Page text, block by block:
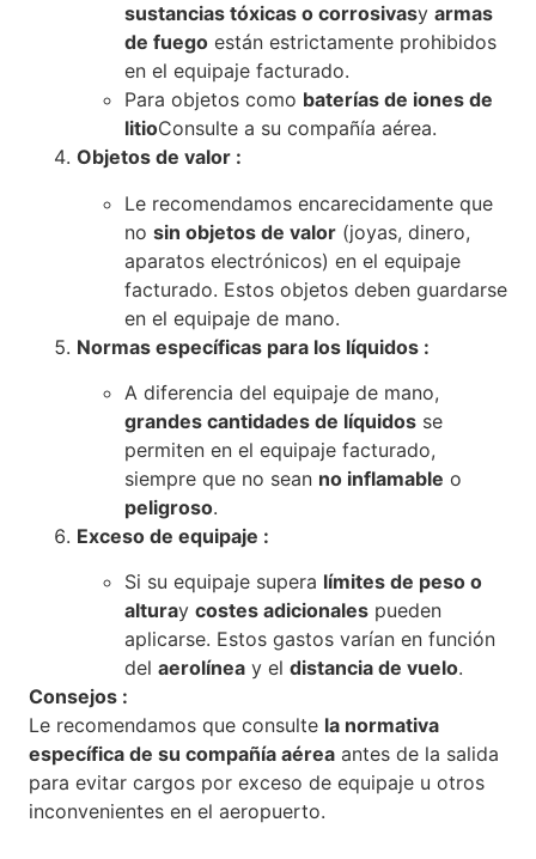
sustancias tóxicas o corrosivasy armas
de fuego están estrictamente prohibidos
en el equipaje facturado.
Para objetos como baterías de iones de
litioConsulte a su compañía aérea.
Objetos de valor :
Le recomendamos encarecidamente que
no sin objetos de valor (joyas, dinero,
aparatos electrónicos) en el equipaje
facturado. Estos objetos deben guardarse
en el equipaje de mano.
Normas específicas para los líquidos :
A diferencia del equipaje de mano,
grandes cantidades de líquidos se
permiten en el equipaje facturado,
siempre que no sean no inflamable o
peligroso.
Exceso de equipaje :
Si su equipaje supera límites de peso o
alturay costes adicionales pueden
aplicarse. Estos gastos varían en función
del aerolínea y el distancia de vuelo.
Consejos :
Le recomendamos que consulte la normativa
específica de su compañía aérea antes de la salida
para evitar cargos por exceso de equipaje u otros
inconvenientes en el aeropuerto.